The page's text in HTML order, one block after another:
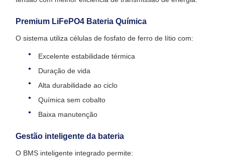
Premium LiFePO4 Bateria Química
O sistema utiliza células de fosfato de ferro de lítio com:
Excelente estabilidade térmica
Duração de vida
Alta durabilidade ao ciclo
Química sem cobalto
Baixa manutenção
Gestão inteligente da bateria
O BMS inteligente integrado permite: